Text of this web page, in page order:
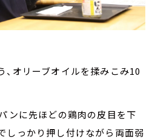
オリーブオイルを揉みこみ10
ンに先ほどの鶏肉の皮目を下
しっかり押し付けながら両面弱